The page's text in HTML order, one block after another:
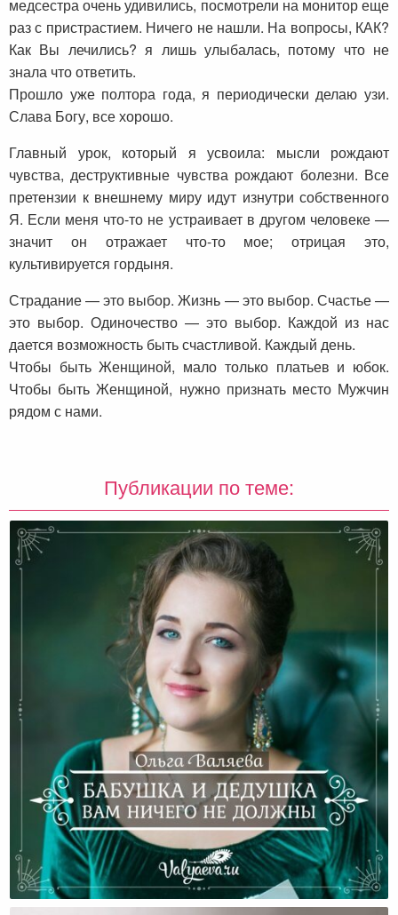
медсестра очень удивились, посмотрели на монитор еще
раз с пристрастием. Ничего не нашли. На вопросы, КАК?
Как Вы лечились? я лишь улыбалась, потому что не
знала что ответить.
Прошло уже полтора года, я периодически делаю узи.
Слава Богу, все хорошо.
Главный урок, который я усвоила: мысли рождают
чувства, деструктивные чувства рождают болезни. Все
претензии к внешнему миру идут изнутри собственного
Я. Если меня что-то не устраивает в другом человеке —
значит он отражает что-то мое; отрицая это,
культивируется гордыня.
Страдание — это выбор. Жизнь — это выбор. Счастье —
это выбор. Одиночество — это выбор. Каждой из нас
дается возможность быть счастливой. Каждый день.
Чтобы быть Женщиной, мало только платьев и юбок.
Чтобы быть Женщиной, нужно признать место Мужчин
рядом с нами.
Публикации по теме:
Бабушка И Дедушка Вам Ничего Не Должны